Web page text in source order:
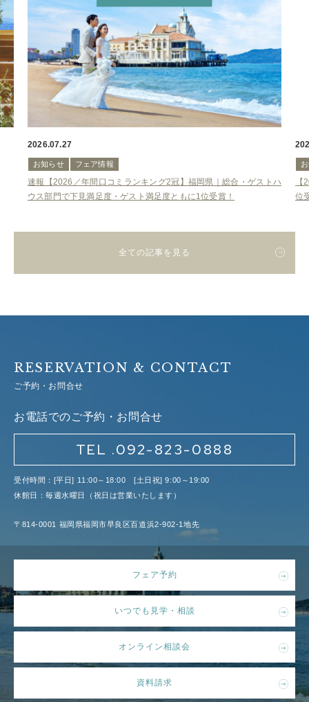
2026.07.27
お知らせ フェア情報
速報【2026／年間口コミランキング2冠】福岡県｜総合・ゲストハ
ウス部門で下見満足度・ゲスト満足度ともに1位受賞！
位
全ての記事を見る
RESERVATION & CONTACT
ご予約・お問合せ
フェア予約
いつでも見学・相談
オンライン相談会
資料請求
お電話でのご予約・お問合せ
TEL .092-823-0888
受付時間：[平日] 11:00～18:00 [土日祝] 9:00～19:00
休館日：毎週水曜日（祝日は営業いたします）
〒814-0001 福岡県福岡市早良区百道浜2-902-1地先